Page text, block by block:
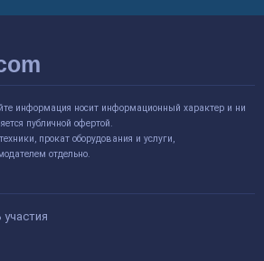
информация носит информационный характер и ни
публичной офертой.
прокат оборудования и услуги,
отдельно.